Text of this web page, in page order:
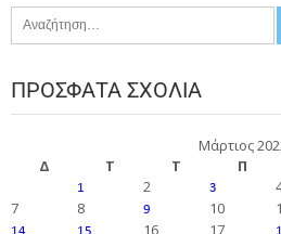
ΠΡΌΣΦΑΤΑ ΣΧΌΛΙΑ
Μάρτιος
Δ
Τ Τ Π
1 2 3
7
8 9 10
16 17